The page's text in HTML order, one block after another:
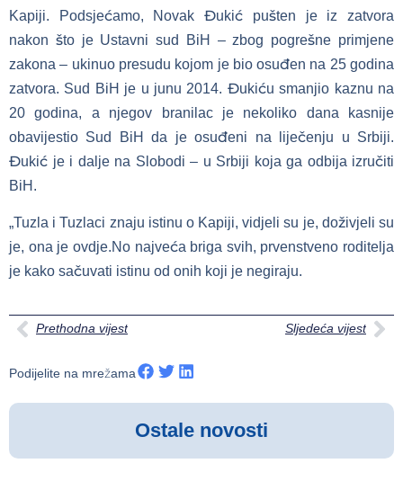
Kapiji. Podsjećamo, Novak Đukić pušten je iz zatvora
nakon što je Ustavni sud BiH – zbog pogrešne primjene
zakona – ukinuo presudu kojom je bio osuđen na 25 godina
zatvora. Sud BiH je u junu 2014. Đukiću smanjio kaznu na
20 godina, a njegov branilac je nekoliko dana kasnije
obavijestio Sud BiH da je osuđeni na liječenju u Srbiji.
Đukić je i dalje na Slobodi – u Srbiji koja ga odbija izručiti
BiH.
„Tuzla i Tuzlaci znaju istinu o Kapiji, vidjeli su je, doživjeli su
je, ona je ovdje.No najveća briga svih, prvenstveno roditelja
je kako sačuvati istinu od onih koji je negiraju.
Prethodna vijest Sljedeća vijest
Podijelite na mrežama
Ostale novosti